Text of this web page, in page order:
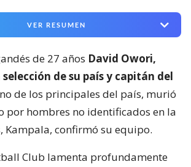
VER RESUMEN
de 27 años David Owori,
de su país y capitán del
de los principales del país, murió
por hombres no identificados en la
Kampala, confirmó su equipo.
Club lamenta profundamente